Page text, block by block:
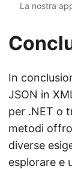
La nostra
In
JSON in
per .NET o
metodi
diverse
esplorare e